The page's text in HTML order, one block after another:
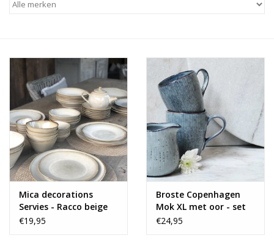
NIEUW!
Sale!
Kleuren
Mica decorations
Servies - Racco beige
vanaf
€19,95
Broste Copenhagen
Mok XL met oor - set
van 2
€24,95